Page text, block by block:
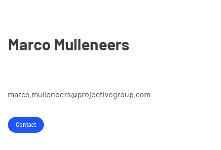
Marco Mulleneers
marco.mulleneers@projectivegroup.com
Contact